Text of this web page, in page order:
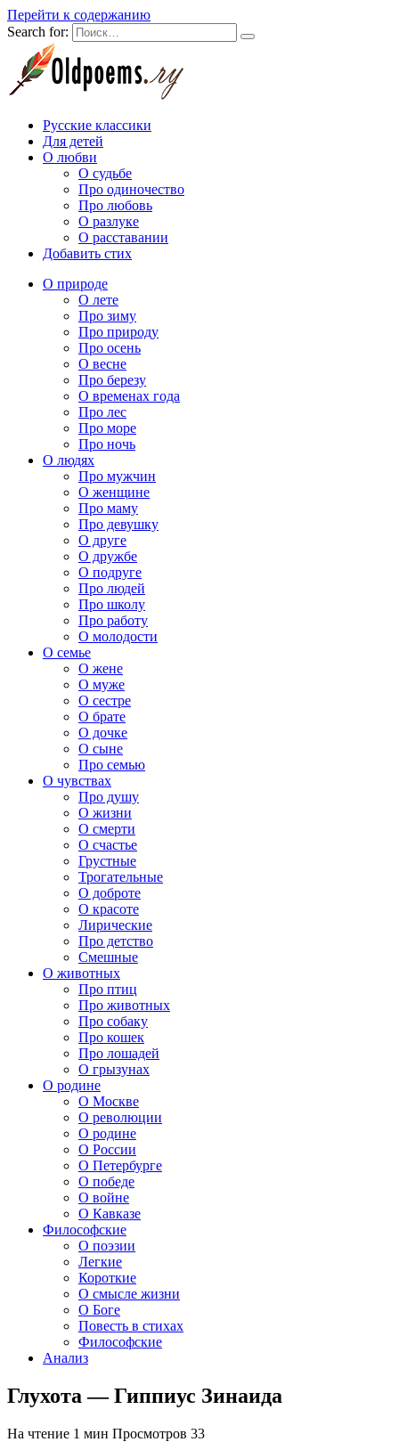
Перейти к содержанию
Search for:
Русские классики
Для детей
О любви
О судьбе
Про одиночество
Про любовь
О разлуке
О расставании
Добавить стих
О природе
О лете
Про зиму
Про природу
Про осень
О весне
Про березу
О временах года
Про лес
Про море
Про ночь
О людях
Про мужчин
О женщине
Про маму
Про девушку
О друге
О дружбе
О подруге
Про людей
Про школу
Про работу
О молодости
О семье
О жене
О муже
О сестре
О брате
О дочке
О сыне
Про семью
О чувствах
Про душу
О жизни
О смерти
О счастье
Грустные
Трогательные
О доброте
О красоте
Лирические
Про детство
Смешные
О животных
Про птиц
Про животных
Про собаку
Про кошек
Про лошадей
О грызунах
О родине
О Москве
О революции
О родине
О России
О Петербурге
О победе
О войне
О Кавказе
Философские
О поэзии
Легкие
Короткие
О смысле жизни
О Боге
Повесть в стихах
Философские
Анализ
Глухота — Гиппиус Зинаида
На чтение 1 мин Просмотров 33